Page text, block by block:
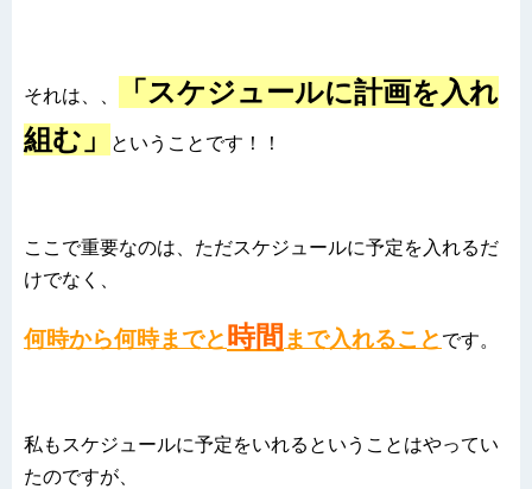
それは、、
「スケジュールに計画を入れ
組む」
ということです！！
ここで重要なのは、ただスケジュールに予定を入れるだ
けでなく、
何時から何時までと時間 まで入れること です。
私もスケジュールに予定をいれるということはやってい
たのですが、